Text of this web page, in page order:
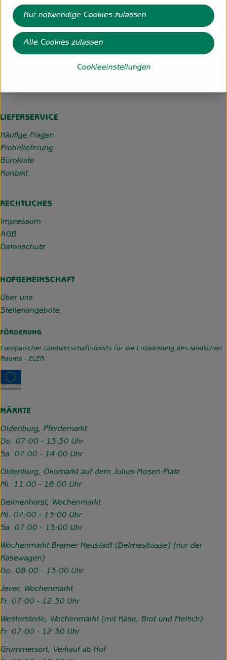
Hofgemeinschaft Grummersort
Hauptmoorweg 3
27798 Hude
info@hofgemeinschaft-grummersort.de
LIEFERSERVICE
Häufige Fragen
Probelieferung
Bürokiste
Kontakt
RECHTLICHES
Impressum
AGB
Datenschutz
HOFGEMEINSCHAFT
Über uns
Stellenangebote
FÖRDERUNG
Europäischer Landwirtschaftsfonds für die Entwicklung des ländlichen
Raums - ELER.
MÄRKTE
Oldenburg, Pferdemarkt
Do. 07:00 - 13:30 Uhr
Sa. 07:00 - 14:00 Uhr
Oldenburg, Ökomarkt auf dem Julius-Mosen-Platz
Mi. 11:00 - 18:00 Uhr
Delmenhorst, Wochenmarkt
Mi. 07:00 - 13:00 Uhr
Sa. 07:00 - 13:00 Uhr
Wochenmarkt Bremer Neustadt (Delmestrasse) (nur der
Käsewagen)
Do. 08:00 - 13:00 Uhr
Jever, Wochenmarkt
Fr. 07:00 - 12:30 Uhr
Westerstede, Wochenmarkt (mit Käse, Brot und Fleisch)
Fr. 07:00 - 12:30 Uhr
Grummersort, Verkauf ab Hof
Cookieeinstellungen
Nur notwendige Cookies zulassen
Alle Cookies zulassen